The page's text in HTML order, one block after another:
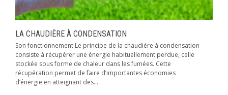
LA CHAUDIÈRE À CONDENSATION
Son fonctionnement Le principe de la chaudière à condensation
consiste à récupérer une énergie habituellement perdue, celle
stockée sous forme de chaleur dans les fumées. Cette
récupération permet de faire d’importantes économies
d’énergie en atteignant des...